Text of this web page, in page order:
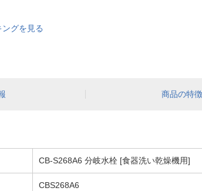
グを見る
商品の特徴
CB-S268A6 分岐水栓 [食器洗い乾燥機用]
CBS268A6